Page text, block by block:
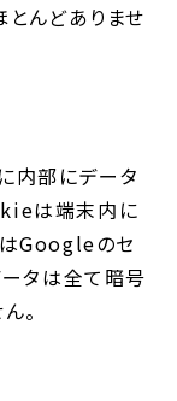
んどありませ
内部にデータ
は端末内に
Googleのセ
ータは全て暗号
。